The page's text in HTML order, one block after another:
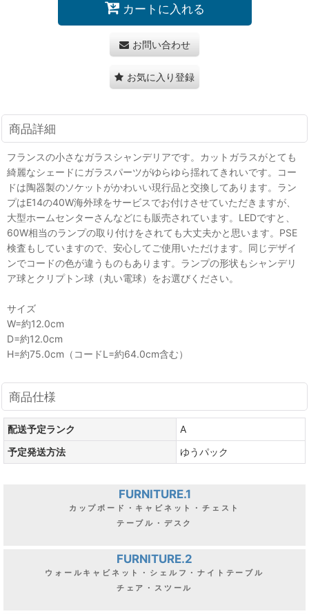
カートに入れる
お問い合わせ
お気に入り登録
商品詳細
フランスの小さなガラスシャンデリアです。カットガラスがとても
綺麗なシェードにガラスパーツがゆらゆら揺れてきれいです。コー
ドは陶器製のソケットがかわいい現行品と交換してあります。ラン
プはE14の40W海外球をサービスでお付けさせていただきますが、
大型ホームセンターさんなどにも販売されています。LEDですと、
60W相当のランプの取り付けをされても大丈夫かと思います。PSE
検査もしていますので、安心してご使用いただけます。同じデザイ
ンでコードの色が違うものもあります。ランプの形状もシャンデリ
ア球とクリプトン球（丸い電球）をお選びください。
サイズ
W=約12.0cm
D=約12.0cm
H=約75.0cm（コードL=約64.0cm含む）
商品仕様
配送予定ランク
A
予定発送方法
ゆうパック
FURNITURE.1
カップボード・キャビネット・チェスト
テーブル・デスク
FURNITURE.2
ウォールキャビネット・シェルフ・ナイトテーブル
チェア・スツール